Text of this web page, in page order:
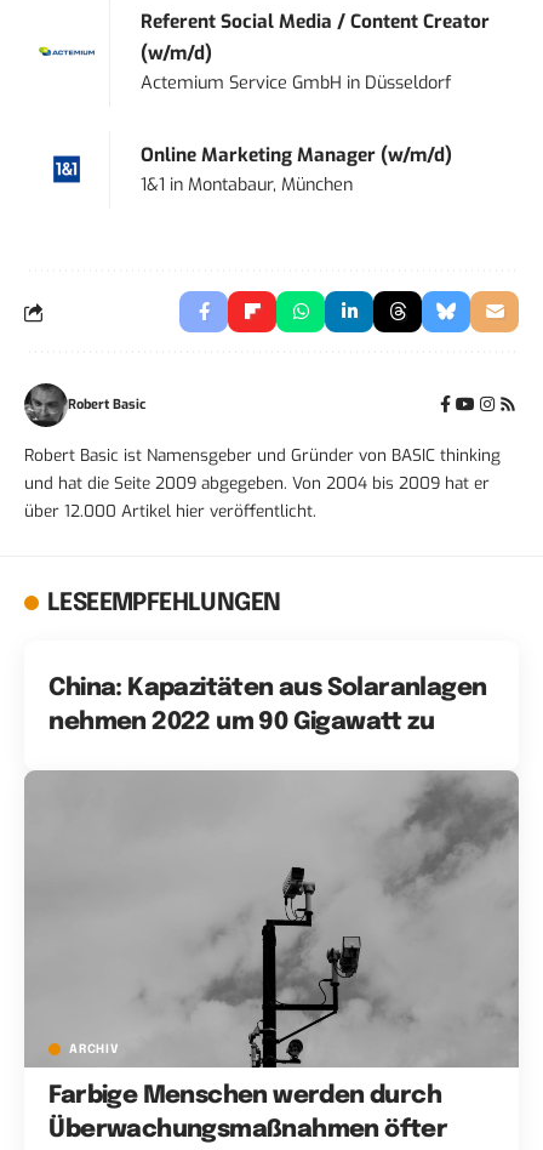
Referent Social Media / Content Creator
(w/m/d)
Actemium Service GmbH in Düsseldorf
Online Marketing Manager (w/m/d)
1&1 inMontabaur, München
Robert Basic
Robert Basic ist Namensgeber und Gründer von BASIC thinking
und hat die Seite 2009 abgegeben. Von 2004 bis 2009 hat er
über 12.000 Artikel hier veröffentlicht.
LESEEMPFEHLUNGEN
China: Kapazitäten aus Solaranlagen
nehmen 2022 um 90 Gigawatt zu
ARCHIV
Farbige Menschen werden durch
Überwachungsmaßnahmen öfter